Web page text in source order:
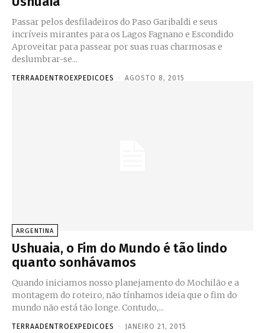
Passar pelos desfiladeiros do Paso Garibaldi e seus
incríveis mirantes para os Lagos Fagnano e Escondido
Aproveitar para passear por suas ruas charmosas e
deslumbrar-se...
TERRAADENTROEXPEDICOES - AGOSTO 8, 2015
ARGENTINA
Ushuaia, o Fim do Mundo é tão lindo
quanto sonhávamos
Quando iniciamos nosso planejamento do Mochilão e a
montagem do roteiro, não tínhamos ideia que o fim do
mundo não está tão longe. Contudo,...
TERRAADENTROEXPEDICOES - JANEIRO 21, 2015